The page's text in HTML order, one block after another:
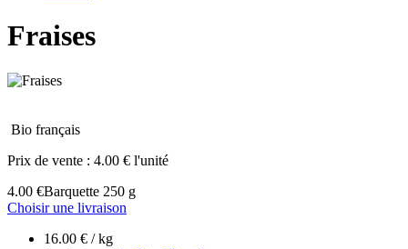
Fraises
Bio français
Prix de vente : 4.00 € l'unité
4.00 €Barquette 250 g
Choisir une livraison
16.00 € / kg